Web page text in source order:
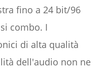
fino a 24 bit/96
combo. I
di alta qualità
dell'audio non ne